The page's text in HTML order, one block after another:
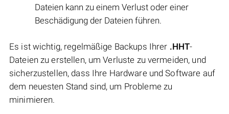
Dateien kann zu einem Verlust oder einer
Beschädigung der Dateien führen.
Es ist wichtig, regelmäßige Backups Ihrer .HHT-
Dateien zu erstellen, um Verluste zu vermeiden, und
sicherzustellen, dass Ihre Hardware und Software auf
dem neuesten Stand sind, um Probleme zu
minimieren.